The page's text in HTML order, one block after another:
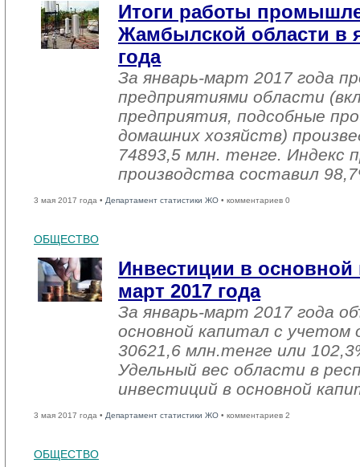
Итоги работы
Жамбылской области в
года
За январь-март 2017 года
предприятиями области
предприятия, подсобные
домашних хозяйств)
74893,5 млн. тенге. Индекс
производства составил
3 мая 2017 года • Департамент статистики ЖО • комментариев 0
ОБЩЕСТВО
Инвестиции в основной
март 2017 года
За январь-март 2017 года
основной капитал с учетом
30621,6 млн.тенге или
Удельный вес области в
инвестиций в основной
3 мая 2017 года • Департамент статистики ЖО • комментариев 2
ОБЩЕСТВО